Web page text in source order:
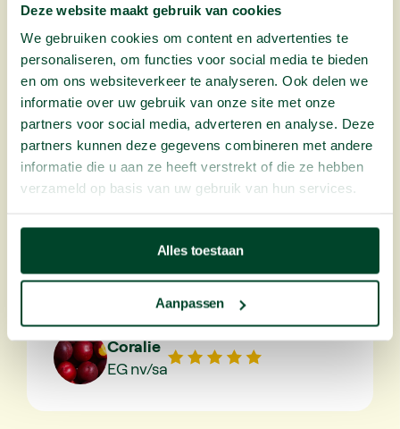
Deze website maakt gebruik van cookies
We gebruiken cookies om content en advertenties te
personaliseren, om functies voor social media te bieden
en om ons websiteverkeer te analyseren. Ook delen we
informatie over uw gebruik van onze site met onze
partners voor social media, adverteren en analyse. Deze
partners kunnen deze gegevens combineren met andere
informatie die u aan ze heeft verstrekt of die ze hebben
verzameld op basis van uw gebruik van hun services.
Alles toestaan
Aanpassen
Renate
Groupe Atlantic
“Fruitful Office est depuis quelque
temps notre fournisseur de fruits au
bureau. Chaque semaine, de belles
rapide et efficace constitue
également un vrai plus !”
Coralie
EG nv/sa